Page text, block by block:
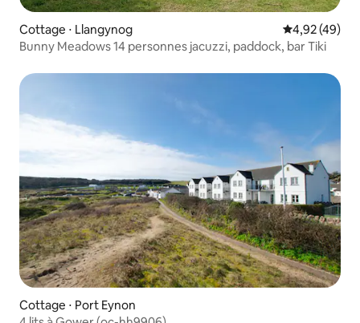
Cottage ⋅ Llangynog Évaluation
4,92 (49)
Bunny Meadows 14 personnes jacuzzi, paddock, bar Tiki
Cottage ⋅ Port Eynon